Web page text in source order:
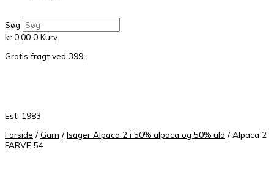
Søg
kr.0,00 0 Kurv
Gratis fragt ved 399,-
Est. 1983
Forside / Garn / Isager Alpaca 2 i 50% alpaca og 50% uld / Alpaca 2
FARVE 54